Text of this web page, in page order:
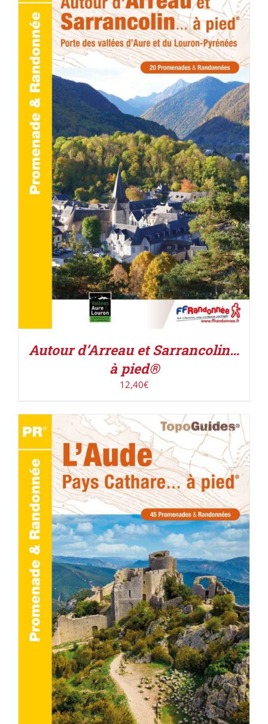
ACHETER LE PRODUIT / DÉTAILS
Autour d’Arreau et Sarrancolin…
à pied®
12,40€
AJOUTER AU PANIER / DÉTAILS